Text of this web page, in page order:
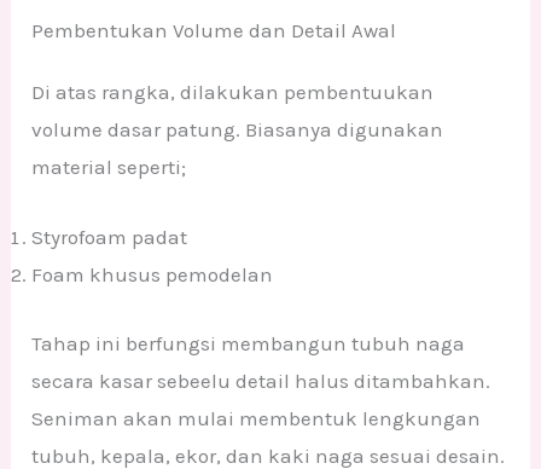
Pembentukan Volume dan Detail Awal
Di atas rangka, dilakukan pembentuukan
volume dasar patung. Biasanya digunakan
material seperti;
Styrofoam padat
Foam khusus pemodelan
Tahap ini berfungsi membangun tubuh naga
secara kasar sebeelu detail halus ditambahkan.
Seniman akan mulai membentuk lengkungan
tubuh, kepala, ekor, dan kaki naga sesuai desain.